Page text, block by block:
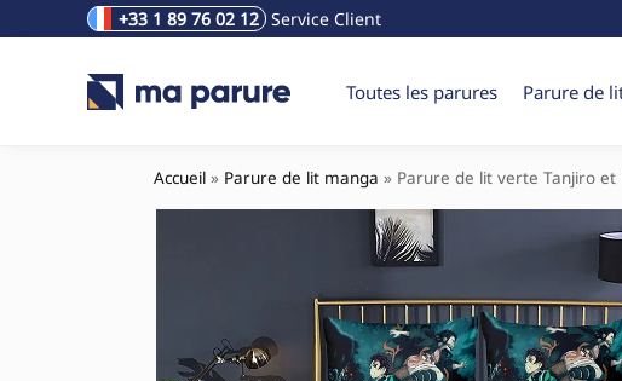
+33 1 89 76 02 12 Service Client
Toutes les parures Parure de
Rechercher un produit
Accueil » Parure de lit manga » Parure de lit verte Tanjiro et